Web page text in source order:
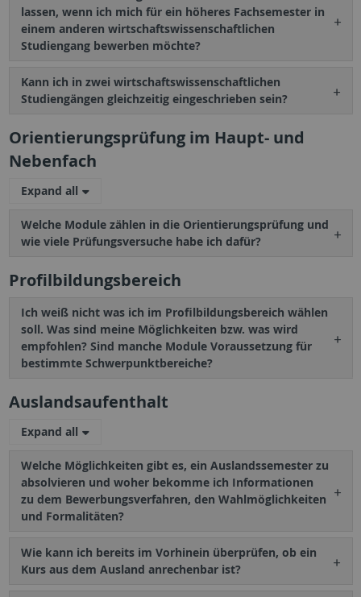
lassen, wenn ich mich für ein höheres Fachsemester in
einem anderen wirtschaftswissenschaftlichen
Studiengang bewerben möchte?
Kann ich in zwei wirtschaftswissenschaftlichen
Studiengängen gleichzeitig eingeschrieben sein?
Orientierungsprüfung im Haupt- und
Nebenfach
Expand all
Welche Module zählen in die Orientierungsprüfung und
wie viele Prüfungsversuche habe ich dafür?
Profilbildungsbereich
Ich weiß nicht was ich im Profilbildungsbereich wählen
soll. Was sind meine Möglichkeiten bzw. was wird
empfohlen? Sind manche Module Voraussetzung für
bestimmte Schwerpunktbereiche?
Auslandsaufenthalt
Expand all
Welche Möglichkeiten gibt es, ein Auslandssemester zu
absolvieren und woher bekomme ich Informationen
zu dem Bewerbungsverfahren, den Wahlmöglichkeiten
und Formalitäten?
Wie kann ich bereits im Vorhinein überprüfen, ob ein
Kurs aus dem Ausland anrechenbar ist?